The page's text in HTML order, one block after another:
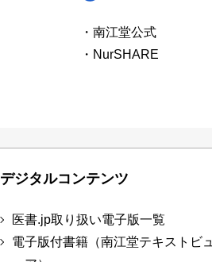
・南江堂公式
・NurSHARE
デジタルコンテンツ
医書.jp取り扱い電子版一覧
電子版付書籍（南江堂テキストビュ